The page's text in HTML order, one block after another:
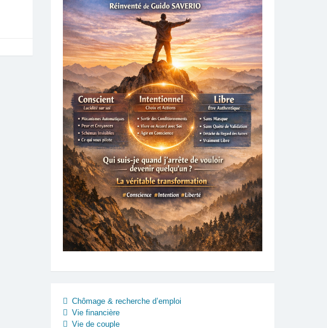
Chômage & recherche d’emploi
Vie financière
Vie de couple